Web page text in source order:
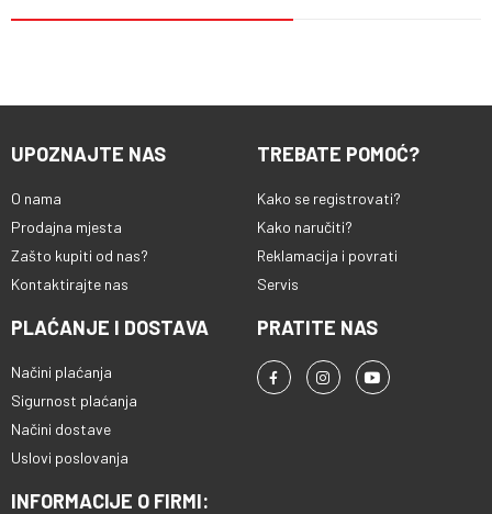
UPOZNAJTE NAS
O nama
Prodajna mjesta
Zašto kupiti od nas?
Kontaktirajte nas
TREBATE POMOĆ?
Kako se registrovati?
Kako naručiti?
Reklamacija i povrati
Servis
PLAĆANJE I DOSTAVA
Načini plaćanja
Sigurnost plaćanja
Načini dostave
Uslovi poslovanja
PRATITE NAS
INFORMACIJE O FIRMI: